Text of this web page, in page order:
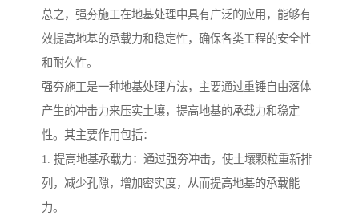
总之，强夯施工在地基处理中具有广泛的应用，能够有
效提高地基的承载力和稳定性，确保各类工程的安全性
和耐久性。
强夯施工是一种地基处理方法，主要通过重锤自由落体
产生的冲击力来压实土壤，提高地基的承载力和稳定
性。其主要作用包括：
1. 提高地基承载力：通过强夯冲击，使土壤颗粒重新排
列，减少孔隙，增加密实度，从而提高地基的承载能
力。